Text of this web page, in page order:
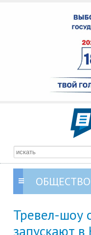
ОБЩЕСТВО
Тревел-шоу
запускают